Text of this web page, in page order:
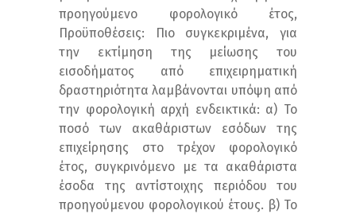
προηγούμενο φορολογικό έτος,
Προϋποθέσεις: Πιο συγκεκριμένα, για
την εκτίμηση της μείωσης του
εισοδήματος από επιχειρηματική
δραστηριότητα λαμβάνονται υπόψη από
την φορολογική αρχή ενδεικτικά: α) Το
ποσό των ακαθάριστων εσόδων της
επιχείρησης στο τρέχον φορολογικό
έτος, συγκρινόμενο με τα ακαθάριστα
έσοδα της αντίστοιχης περιόδου του
προηγούμενου φορολογικού έτους. β) Το